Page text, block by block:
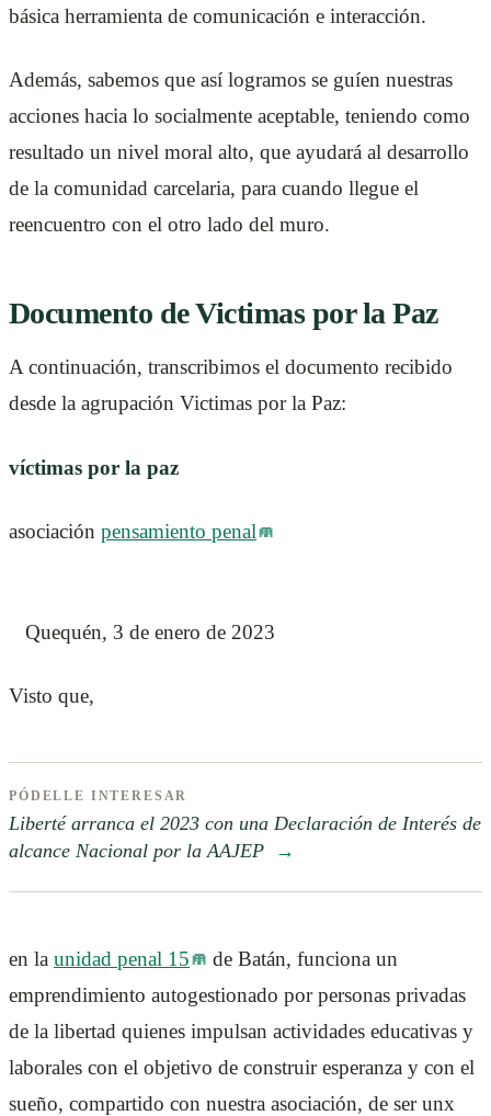
básica herramienta de comunicación e interacción.
Además, sabemos que así logramos se guíen nuestras
acciones hacia lo socialmente aceptable, teniendo como
resultado un nivel moral alto, que ayudará al desarrollo
de la comunidad carcelaria, para cuando llegue el
reencuentro con el otro lado del muro.
Documento de Victimas por la Paz
A continuación, transcribimos el documento recibido
desde la agrupación Victimas por la Paz:
víctimas por la paz
asociación pensamiento penal
Quequén, 3 de enero de 2023
Visto que,
PÓDELLE INTERESAR
Liberté arranca el 2023 con una Declaración de Interés de
alcance Nacional por la AAJEP
→
en la unidad penal 15
de Batán, funciona un
emprendimiento autogestionado por personas privadas
de la libertad quienes impulsan actividades educativas y
laborales con el objetivo de construir esperanza y con el
sueño, compartido con nuestra asociación, de ser unx